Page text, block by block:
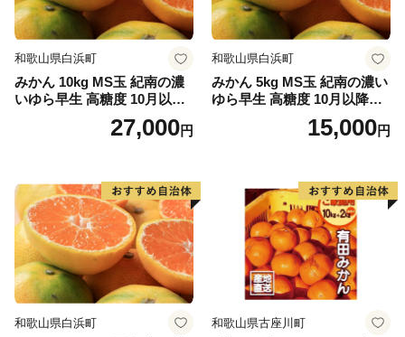
和歌山県白浜町
みかん 10kg MS玉 紀南の濃
いゆら早生 高糖度 10月以降
発送 マルチ被覆栽培27,000円
和歌山県白浜町
みかん 5kg MS玉 紀南の濃い
ゆら早生 高糖度 10月以降発
送 マルチ被覆栽培15,000円
和歌山県白浜町 和歌山県古座川町